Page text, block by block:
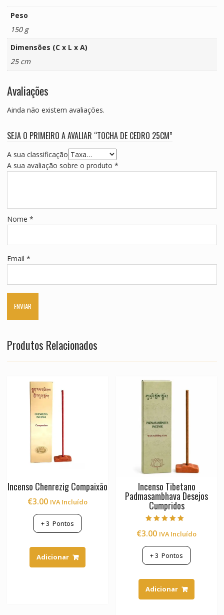
Peso
150 g
Dimensões (C x L x A)
25 cm
Avaliações
Ainda não existem avaliações.
SEJA O PRIMEIRO A AVALIAR “TOCHA DE CEDRO 25CM”
A sua classificação
A sua avaliação sobre o produto *
Nome *
Email *
Produtos Relacionados
Incenso Chenrezig Compaixão
€3.00 IVA Incluído
+3 Pontos
Adicionar
Incenso Tibetano
Padmasambhava Desejos
Cumpridos
5.00
€3.00 IVA Incluído
+3 Pontos
Adicionar